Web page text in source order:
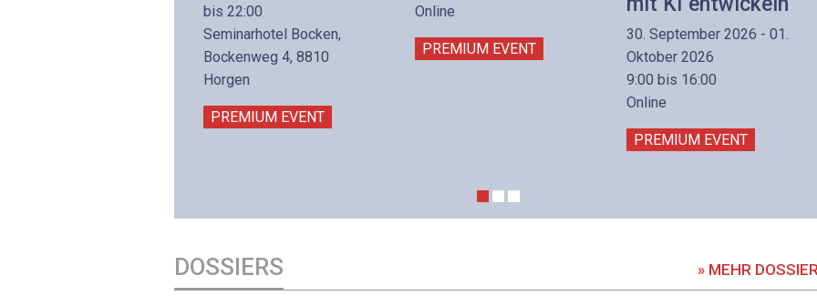
bis 22:00
Seminarhotel Bocken,
Bockenweg 4, 8810
Horgen
PREMIUM EVENT
Online
PREMIUM EVENT
30. September 2026 - 01.
Oktober 2026
9:00 bis 16:00
Online
PREMIUM EVENT
DOSSIERS » MEHR